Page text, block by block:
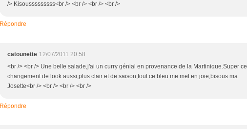
/> Kisousssssssss<br /> <br /> <br /> <br />
Répondre
catounette 12/07/2011 20:58
<br /> <br /> Une belle salade,j'ai un curry génial en provenance de la Martinique.Super ce
changement de look aussi,plus clair et de saison,tout ce bleu me met en joie,bisous ma
Josette<br /> <br /> <br /> <br />
Répondre